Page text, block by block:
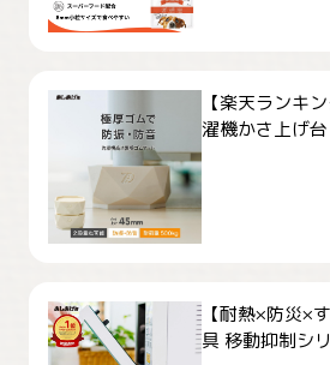
【楽天ランキ
濯機かさ上げ
【耐熱×防災×
具 移動抑制シ